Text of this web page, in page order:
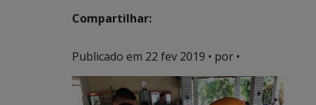
Compartilhar:
Publicado em 22 fev 2019 • por •